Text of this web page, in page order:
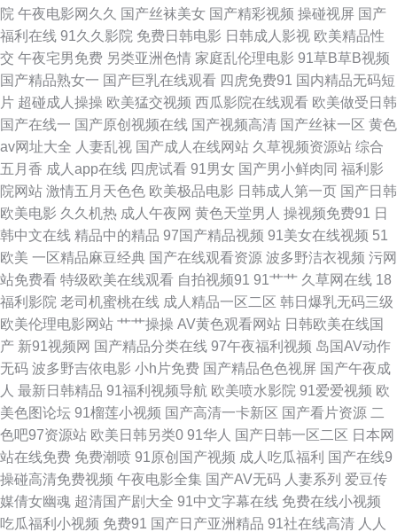
区福利 www91线路一 蜜臀av福利在线 婷婷日夜宗 宅女寂寞影院 91制片探
花 日韩性爱综合楼 91免费福利视频 黑人性爱网站 色妞干网免费视频网站 91
黄色网入口站 成人在线免费网站h 色蜜桃91 91清清视频 91在线在线 狼人香
蕉综合 日韩成人无码人妻 91免费性爱色情 www国产精品com 玖玖re+精品
探花91在线视频 91国模吧 97影院亚洲 国产视屏91区 偷拍视频无码91 91视
频黄瓜视频 白虎黑丝91 黑人人妖自慰 亚洲成人黄色小说网站 国产福利第9
页 亚洲肉肉网 97资总站中文字幕 欧美首页性爱 亚洲网站hnp 影音先锋av福
利 老司机免费福利院18 91论坛视频 人人超碰人人色 性爱福利视频 91人人
视频 东方影库av免费看 91网站熊猫 丝袜后入骑无套AV a俺也要去了网址 综
合另类第13页 91在线手机视频观看 免费看男女瑟瑟的网站 91黑丝强奸后入
内射视频网 91色情主站 日韩51页 91色色高清国产 91探花精品在线播放 91
五月天色色图片网 欧美在线1P 俺来也123 偷拍探花在线网站 ts操直男最新
院 午夜电影网久久 国产丝袜美女 国产精彩视频 操碰视屏 国产
福利在线 91久久影院 免费日韩电影 日韩成人影视 欧美精品性
交 午夜宅男免费 另类亚洲色情 家庭乱伦理电影 91草B草B视频
国产精品熟女一 国产巨乳在线观看 四虎免费91 国内精品无码短
片 超碰成人操操 欧美猛交视频 西瓜影院在线观看 欧美做受日韩
国产在线一 国产原创视频在线 国产视频高清 国产丝袜一区 黄色
av网址大全 人妻乱视 国产成人在线网站 久草视频资源站 综合
五月香 成人app在线 四虎试看 91男女 国产男小鲜肉同 福利影
院网站 激情五月天色色 欧美极品电影 日韩成人第一页 国产日韩
欧美电影 久久机热 成人午夜网 黄色天堂男人 操视频免费91 日
韩中文在线 精品中的精品 97国产精品视频 91美女在线视频 51
欧美 一区精品麻豆经典 国产在线观看资源 波多野洁衣视频 污网
站免费看 特级欧美在线观看 自拍视频91 91艹艹 久草网在线 18
福利影院 老司机蜜桃在线 成人精品一区二区 韩日爆乳无码三级
欧美伦理电影网站 艹艹操操 AV黄色观看网站 日韩欧美在线国
产 新91视频网 国产精品分类在线 97午夜福利视频 岛国AV动作
无码 波多野吉依电影 小h片免费 国产精品色色视屏 国产午夜成
人 最新日韩精品 91福利视频导航 欧美喷水影院 91爱爱视频 欧
美色图论坛 91榴莲小视频 国产高清一卡新区 国产看片资源 二
色吧97资源站 欧美日韩另类0 91华人 国产日韩一区二区 日本网
站在线免费 免费潮喷 91原创国产视频 成人吃瓜福利 国产在线9
操碰高清免费视频 午夜电影全集 国产AV无码 人妻系列 爱豆传
媒倩女幽魂 超清国产剧大全 91中文字幕在线 免费在线小视频
吃瓜福利小视频 免费91 国产日产亚洲精品 91社在线高清 人人